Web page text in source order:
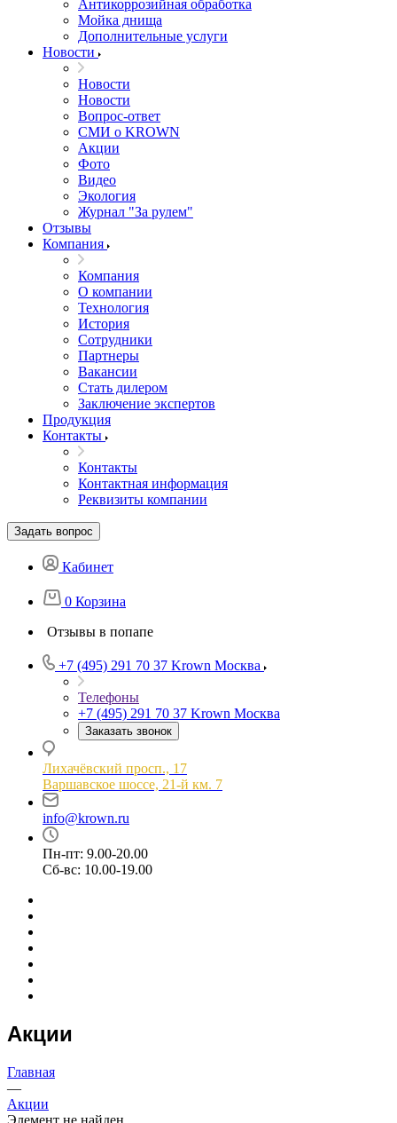
Антикоррозийная обработка
Мойка днища
Дополнительные услуги
Новости
Новости
Новости
Вопрос-ответ
СМИ о KROWN
Акции
Фото
Видео
Экология
Журнал "За рулем"
Отзывы
Компания
Компания
О компании
Технология
История
Сотрудники
Партнеры
Вакансии
Стать дилером
Заключение экспертов
Продукция
Контакты
Контакты
Контактная информация
Реквизиты компании
Задать вопрос
Кабинет
0 Корзина
Отзывы в попапе
+7 (495) 291 70 37 Krown Москва
Телефоны
+7 (495) 291 70 37 Krown Москва
Заказать звонок
Лихачёвский просп., 17
Варшавское шоссе, 21-й км. 7
info@krown.ru
Пн-пт: 9.00-20.00
Сб-вс: 10.00-19.00
Акции
Главная
—
Акции
Элемент не найден